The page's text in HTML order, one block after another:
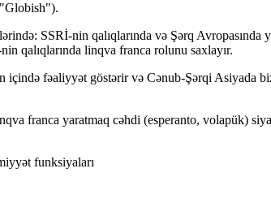
SSRİ-nin qalıqlarında və Şərq
qalıqlarında linqva franca rolunu saxlayır.
içində fəaliyyət göstərir və Cənub-Şərqi Asiyada
franca yaratmaq cəhdi (esperanto, volapük)
funksiyaları